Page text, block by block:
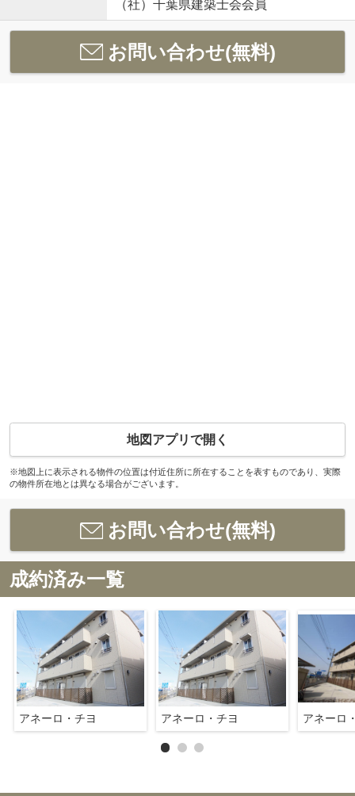
（社）千葉県建築士会会員
お問い合わせ(無料)
地図アプリで開く
※地図上に表示される物件の位置は付近住所に所在することを表すものであり、実際
の物件所在地とは異なる場合がございます。
お問い合わせ(無料)
成約済み一覧
アネーロ・チヨ アネーロ・チヨ アネーロ